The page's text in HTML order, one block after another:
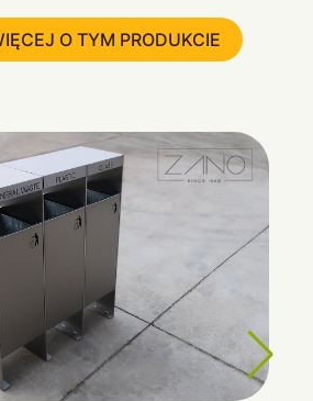
O TYM PRODUKCIE